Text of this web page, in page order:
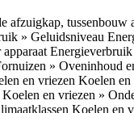
afzuigkap, tussenbouw
» Geluidsniveau
apparaat
» Oveninhoud
en vriezen Koelen en
Koelen en vriezen »
Koelen en